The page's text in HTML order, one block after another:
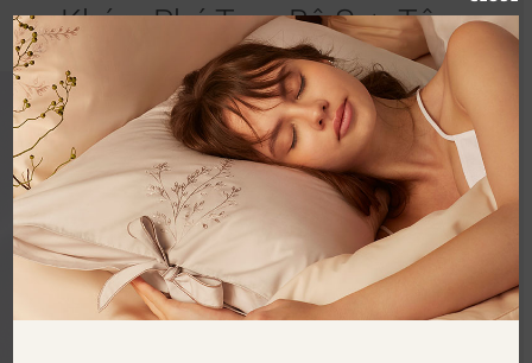
Khám Phá Trọn Bộ Sưu Tập